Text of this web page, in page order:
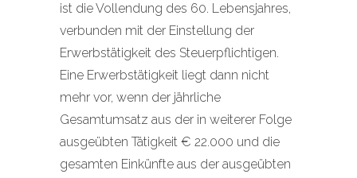
ist die Vollendung des 60. Lebensjahres,
verbunden mit der Einstellung der
Erwerbstätigkeit des Steuerpflichtigen.
Eine Erwerbstätigkeit liegt dann nicht
mehr vor, wenn der jährliche
Gesamtumsatz aus der in weiterer Folge
ausgeübten Tätigkeit € 22.000 und die
gesamten Einkünfte aus der ausgeübten